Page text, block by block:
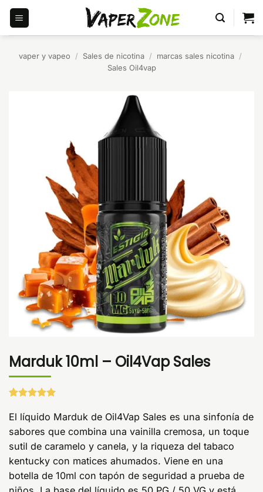
Saltar
contenido
vaper y vapeo / Sales de nicotina / marcas sales nicotina /
Sales Oil4vap
Marduk 10ml – Oil4Vap Sales
con5de 5
en base a
valoración
de un
cliente
El líquido Marduk de Oil4Vap Sales es una sinfonía de
sabores que combina una vainilla cremosa, un toque
sutil de caramelo y canela, y la riqueza del tabaco
kentucky con matices ahumados. Viene en una
botella de 10ml con tapón de seguridad a prueba de